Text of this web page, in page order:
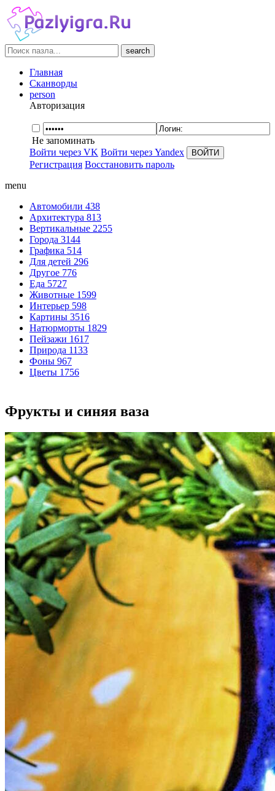
search
Главная
Сканворды
person
Авторизация
Не запоминать
Войти через VK Войти через Yandex
Регистрация Восстановить пароль
menu
Автомобили 438
Архитектура 813
Вертикальные 2255
Города 3144
Графика 514
Для детей 296
Другое 776
Еда 5727
Животные 1599
Интерьер 598
Картины 3516
Натюрморты 1829
Пейзажи 1617
Природа 1133
Фоны 967
Цветы 1756
Фрукты и синяя ваза